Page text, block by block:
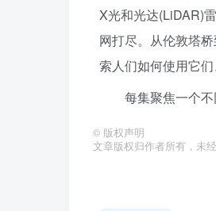
X光和光达(LiDAR)
网打尽。从伦敦塔
索人们如何使用它
每集聚焦一个
© 版权声明
文章版权归作者所有，未